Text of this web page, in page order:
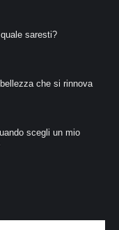
saresti?
che si rinnova
scegli un mio